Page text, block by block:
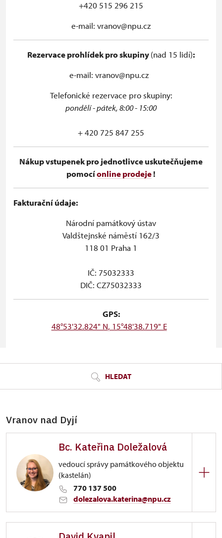
+420 515 296 215
e-mail: vranov@npu.cz
Rezervace prohlídek pro skupiny(nad 15 lidí):
e-mail: vranov@npu.cz
Telefonické rezervace pro skupiny:
pondělí - pátek, 8:00 - 15:00
+ 420 725 847 255
Nákup vstupenek pro jednotlivce uskutečňujeme
pomocíonline prodeje!
Fakturační údaje:
Národní památkový ústav
Valdštejnské náměstí 162/3
118 01 Praha 1
IČ: 75032333
DIČ: CZ75032333
GPS:
48°53'32.824" N, 15°48'38.719" E
HLEDAT
Vranov nad Dyjí
Bc. Kateřina Doležalová
vedoucí správy památkového objektu
(kastelán)
770 137 500
dolezalova.katerina@npu.cz